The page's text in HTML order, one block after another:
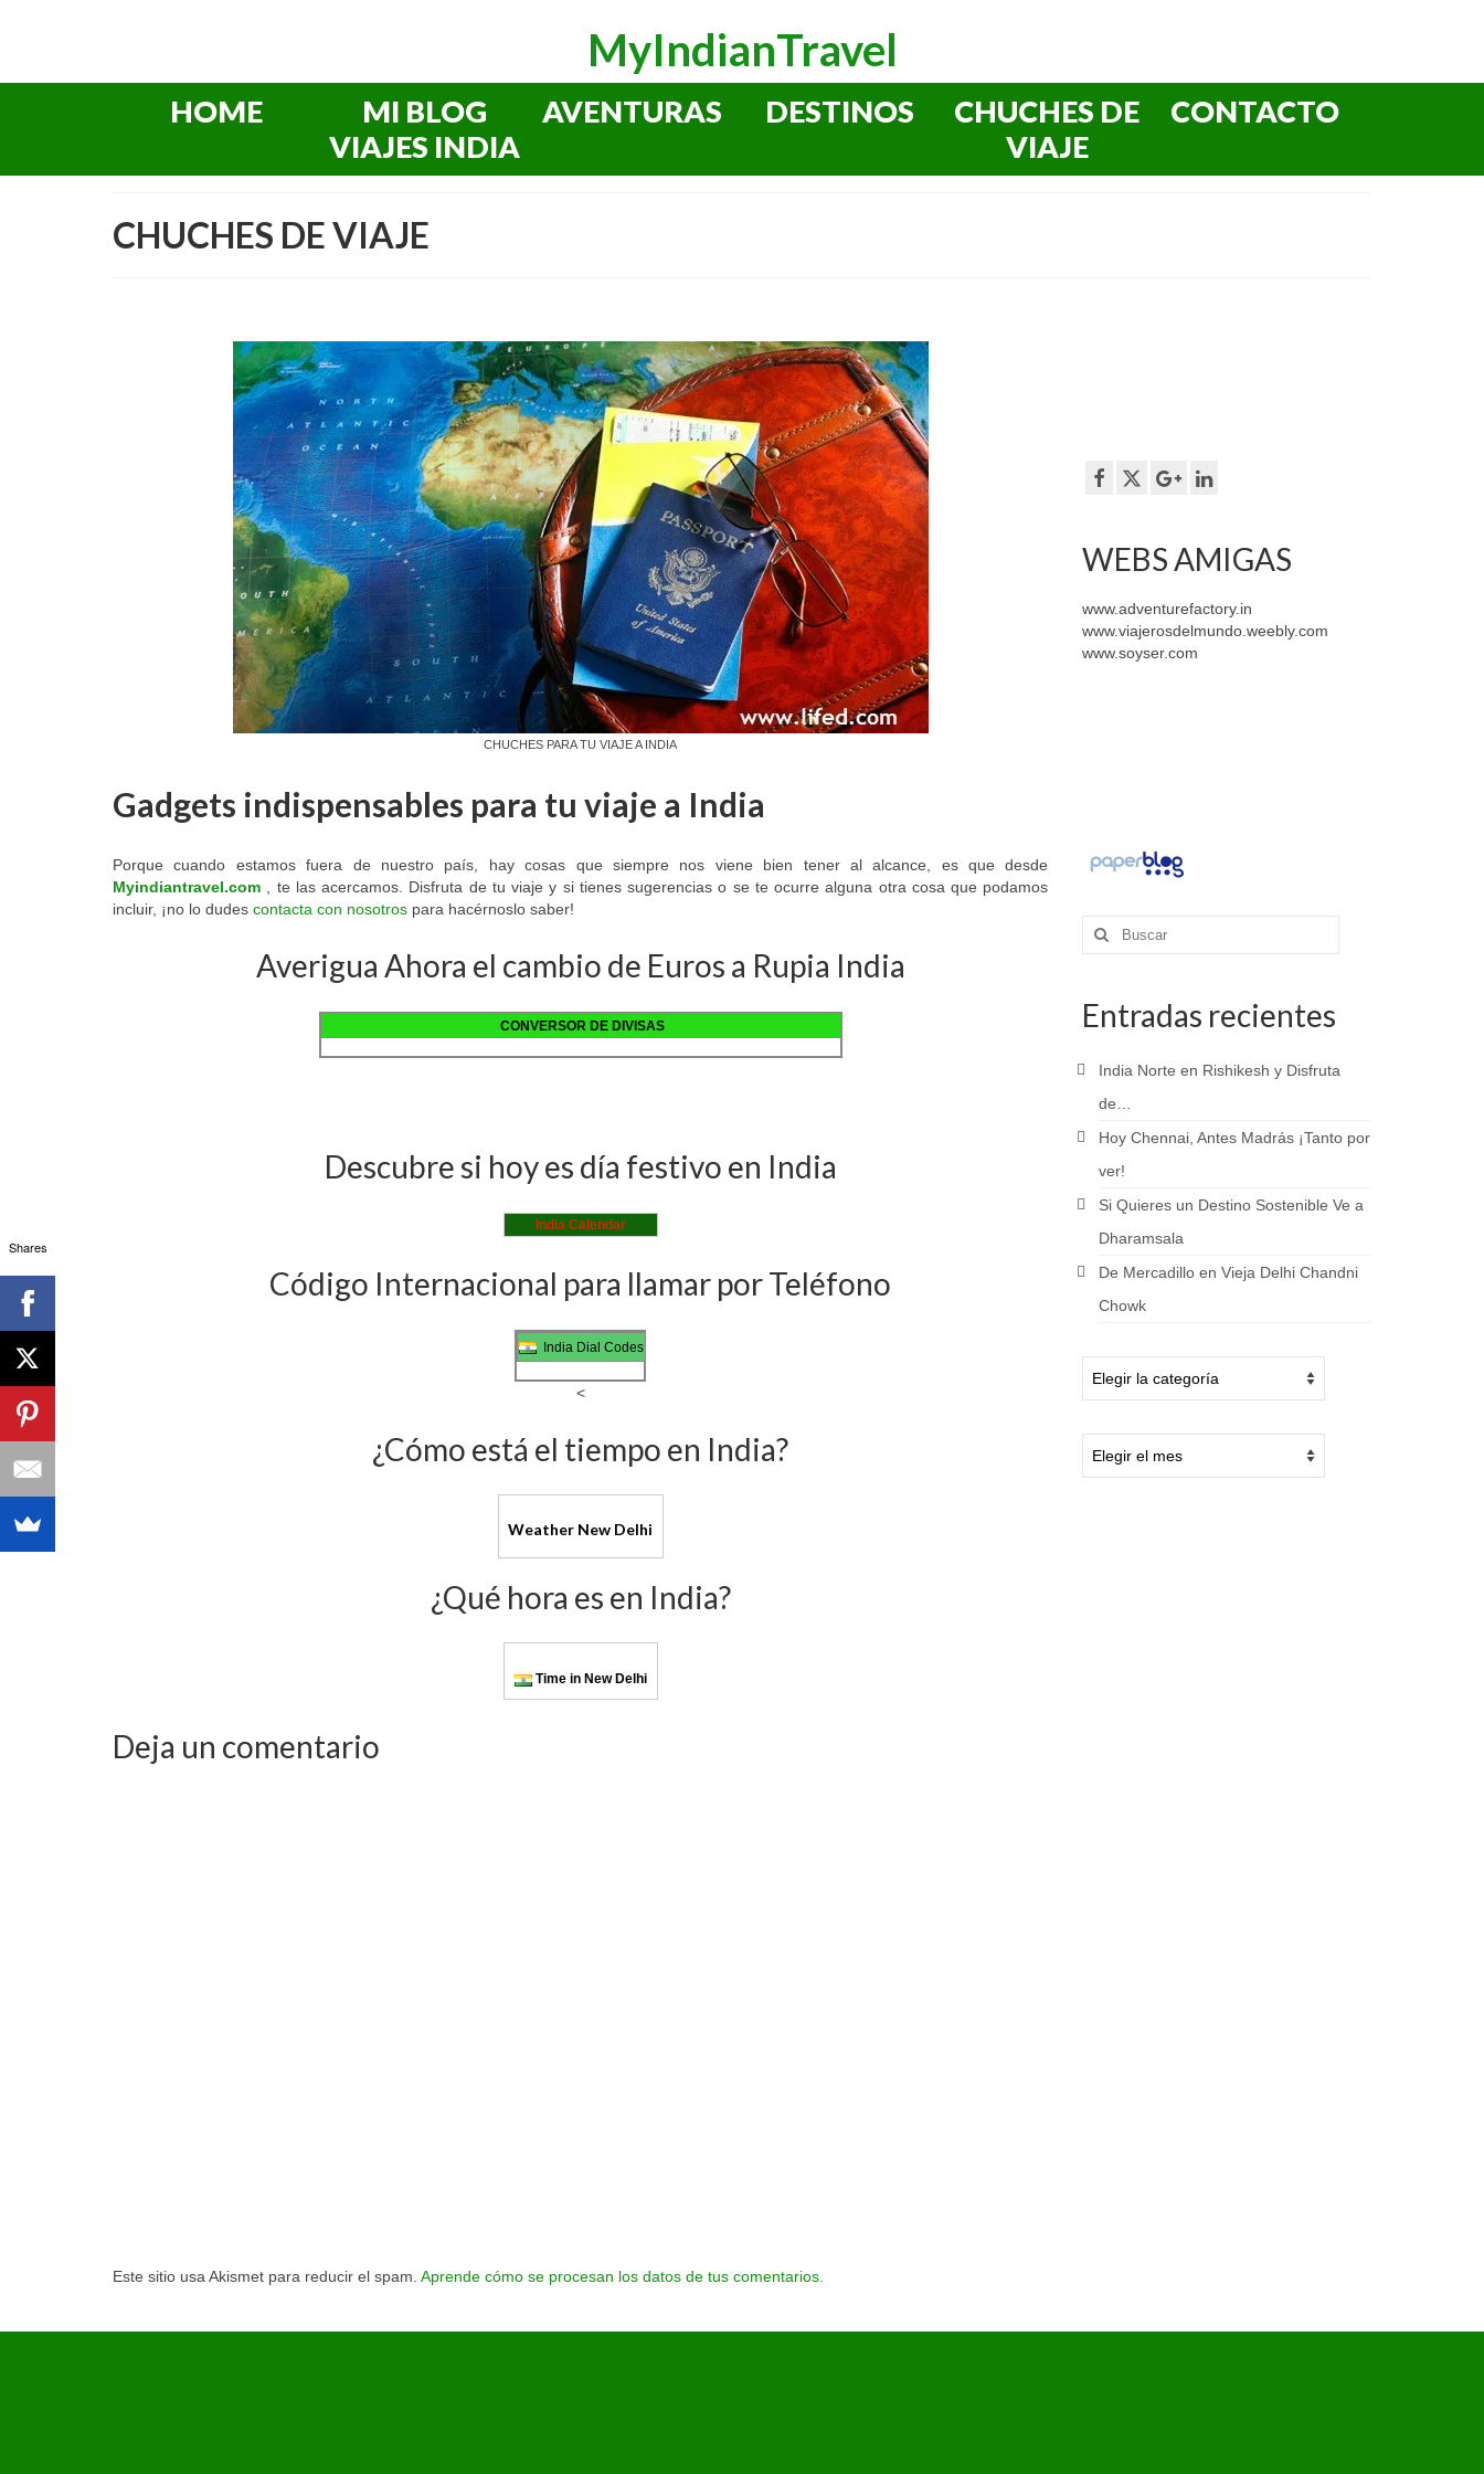
MyIndianTravel
HOME
MI BLOG
VIAJES INDIA
AVENTURAS DESTINOS
CHUCHES DE
VIAJE
CONTACTO
CHUCHES DE VIAJE
CHUCHES PARA TU VIAJE A INDIA
Gadgets indispensables para tu viaje a India
Porque cuando estamos fuera de nuestro país, hay cosas que siempre nos viene bien tener al alcance, es que desde
Myindiantravel.com , te las acercamos. Disfruta de tu viaje y si tienes sugerencias o se te ocurre alguna otra cosa que podamos
incluir, ¡no lo dudes contacta con nosotros para hacérnoslo saber!
Averigua Ahora el cambio de Euros a Rupia India
CONVERSOR DE DIVISAS
Descubre si hoy es día festivo en India
India Calendar
Código Internacional para llamar por Teléfono
India Dial Codes
<
¿Cómo está el tiempo en India?
Weather New Delhi
¿Qué hora es en India?
Time in New Delhi
Deja un comentario
Este sitio usa Akismet para reducir el spam. Aprende cómo se procesan los datos de tus comentarios.
WEBS AMIGAS
www.adventurefactory.in
www.viajerosdelmundo.weebly.com
www.soyser.com
Buscar
por:
Entradas recientes
India Norte en Rishikesh y Disfruta
de…
Hoy Chennai, Antes Madrás ¡Tanto por
ver!
Si Quieres un Destino Sostenible Ve a
Dharamsala
De Mercadillo en Vieja Delhi Chandni
Chowk
Shares